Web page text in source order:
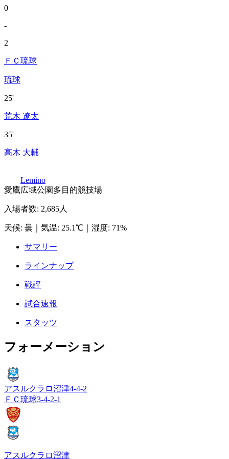
0
-
2
ＦＣ琉球
琉球
25'
荒木 遼太
35'
高木 大輔
Lemino
愛鷹広域公園多目的競技場
入場者数: 2,685人
天候: 曇 気温: 25.1℃ 湿度: 71%
サマリー
ラインナップ
戦評
試合速報
スタッツ
フォーメーション
アスルクラロ沼津4-4-2
ＦＣ琉球3-4-2-1
アスルクラロ沼津